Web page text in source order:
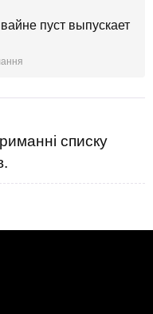
пуст выпускает
списку